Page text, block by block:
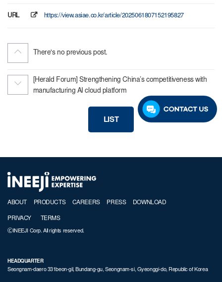
URL https://view.asiae.co.kr/article/2025061807152195827
There's no previous post.
[Herald Forum] Strengthening China’s competitiveness with
manufacturing AI cloud platform
LIST
ABOUT PRODUCTS CAREERS PRESS DOWNLOAD
PRIVACY TERMS
ⒸINEEJI Corp. All rights reserved.
HEADQUARTER
Seongnam-daero 331beon-gil, Bundang-gu, Seongnam-si, Gyeonggi-do, Republic of Korea